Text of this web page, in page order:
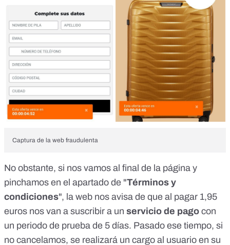
Captura de la web fraudulenta
No obstante, si nos vamos al final de la página y
pinchamos en el apartado de "Términos y
condiciones", la web nos avisa de que al pagar 1,95
euros nos van a suscribir a un servicio de pago con
un periodo de prueba de 5 días. Pasado ese tiempo, si
no cancelamos, se realizará un cargo al usuario en su